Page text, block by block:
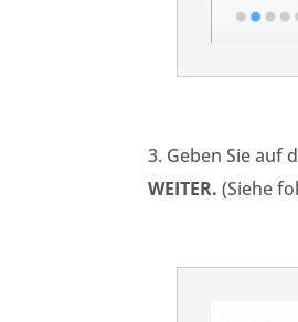
3. Geben Sie auf
WEITER. (Siehe